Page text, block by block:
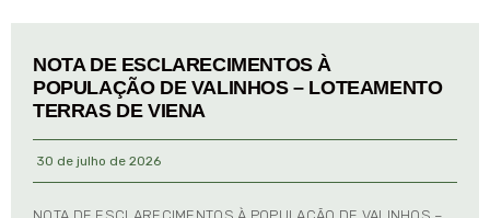
NOTA DE ESCLARECIMENTOS À
POPULAÇÃO DE VALINHOS – LOTEAMENTO
TERRAS DE VIENA
30 de julho de 2026